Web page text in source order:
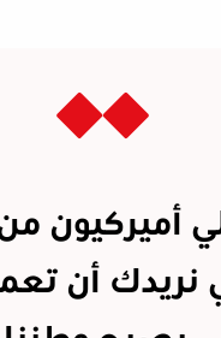
أميركيون
نريدك أن